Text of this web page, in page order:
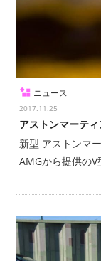
ニュース
2017.11.25
アストンマーテ
新型 アストンマ
AMGから提供の